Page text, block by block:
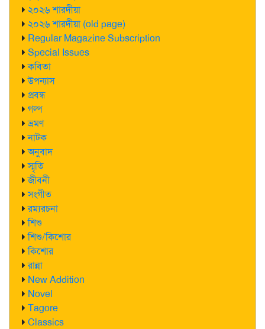
২০২৬ শারদীয়া
২০২৬ শারদীয়া (old page)
Regular Magazine Subscription
Special Issues
কবিতা
উপন্যাস
প্রবন্ধ
গল্প
ভ্রমণ
নাটক
অনুবাদ
স্মৃতি
জীবনী
সংগীত
রম্যরচনা
শিশু
শিশু/কিশোর
কিশোর
রান্না
New Addition
Novel
Tagore
Classics